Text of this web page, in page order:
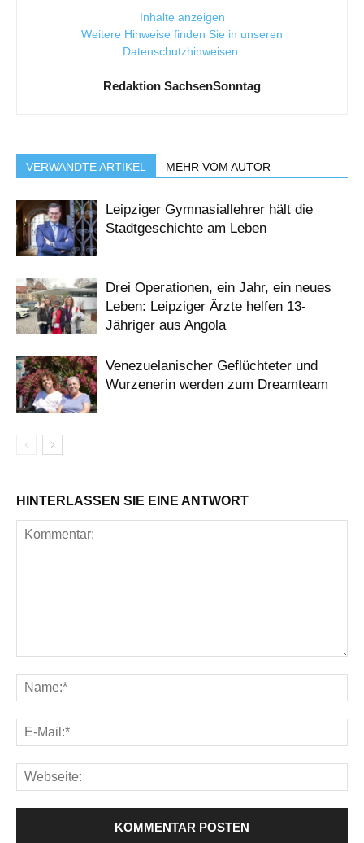
Inhalte anzeigen
Weitere Hinweise finden Sie in unseren
Datenschutzhinweisen
Redaktion SachsenSonntag
VERWANDTE ARTIKEL MEHR VOM AUTOR
Leipziger Gymnasiallehrer hält die
Stadtgeschichte am Leben
Drei Operationen, ein Jahr, ein neues
Leben: Leipziger Ärzte helfen 13-
Jähriger aus Angola
Venezuelanischer Geflüchteter und
Wurzenerin werden zum Dreamteam
HINTERLASSEN SIE EINE ANTWORT